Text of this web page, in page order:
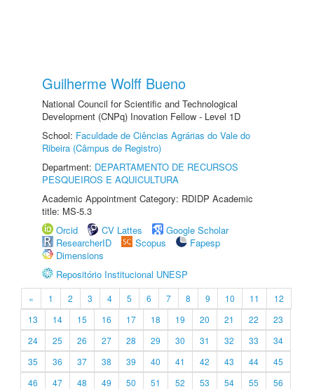
Guilherme Wolff Bueno
National Council for Scientific and Technological
Development (CNPq) Inovation Fellow - Level 1D
School: Faculdade de Ciências Agrárias do Vale do
Ribeira (Câmpus de Registro)
Department: DEPARTAMENTO DE RECURSOS
PESQUEIROS E AQUICULTURA
Academic Appointment Category: RDIDP Academic
title: MS-5.3
Orcid
CV Lattes
Google Scholar
ResearcherID
Scopus
Fapesp
Dimensions
Repositório Institucional UNESP
« 1 2 3 4 5 6 7 8 9 10 11
12
13
14 15 16 17 18 19 20 21 22
23
24
25 26 27 28 29 30 31 32 33
34
35
36 37 38 39 40 41 42 43 44
45
46
47 48 49 50 51 52 53 54 55
56